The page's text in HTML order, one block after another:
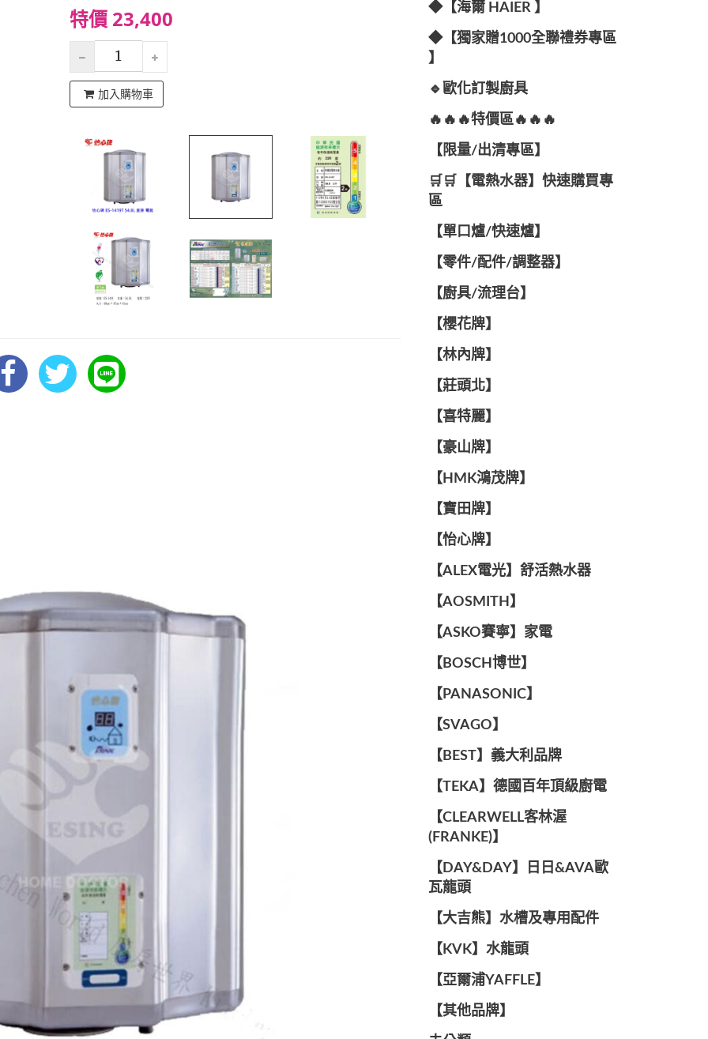
特價 23,400
加入購物車
◆【海爾 HAIER 】
◆【獨家贈1000全聯禮券專區
】
🔹歐化訂製廚具
🔥🔥🔥特價區🔥🔥🔥
【限量/出清專區】
🛒🛒【電熱水器】快速購買專
區
【單口爐/快速爐】
【零件/配件/調整器】
【廚具/流理台】
【櫻花牌】
【林內牌】
【莊頭北】
【喜特麗】
【豪山牌】
【HMK鴻茂牌】
【寶田牌】
️【怡心牌】️
️️【ALEX電光】舒活熱水器️️
【AOSMITH】
【ASKO賽寧】家電
【BOSCH博世】
️【PANASONIC】️
️【SVAGO】️
️【BEST】️義大利品牌
️【TEKA】️德國百年頂級廚電
️【CLEARWELL客林渥
(FRANKE)】️
️【DAY&DAY】️日日&AVA歐
瓦龍頭
【大吉熊】水槽及專用配件
️【KVK】水龍頭️
【亞爾浦YAFFLE】
️【其他品牌】️